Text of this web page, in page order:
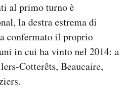
al primo turno è
la destra estrema di
confermato il proprio
in cui ha vinto nel 2014: a
Cotterêts, Beaucaire,